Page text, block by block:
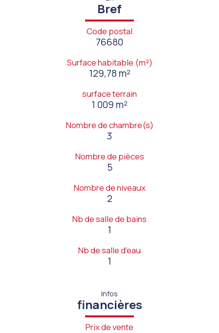
Bref
Code postal
76680
Surface habitable (m²)
129,78 m²
surface terrain
1 009 m²
Nombre de chambre(s)
3
Nombre de pièces
5
Nombre de niveaux
2
Nb de salle de bains
1
Nb de salle d'eau
1
Infos
financières
Prix de vente